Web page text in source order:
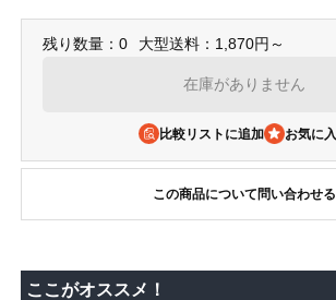
残り数量：0 大型送料：1,870円～
在庫がありません
比較リストに追加
この商品について問い合わせる
ここがオススメ！